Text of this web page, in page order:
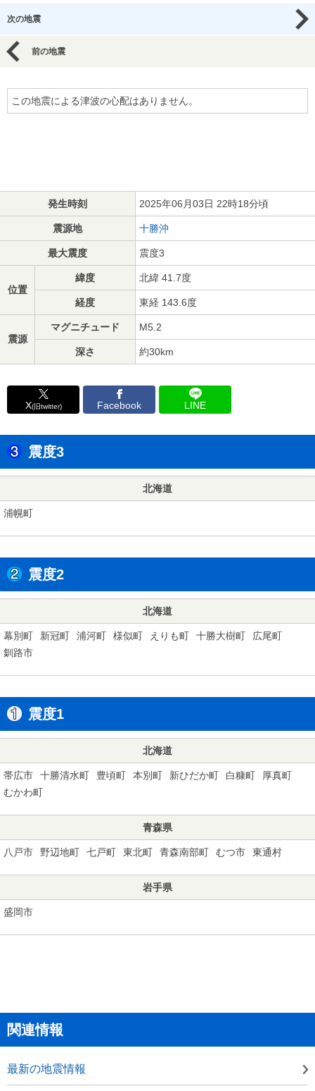
次の地震
前の地震
この地震による津波の心配はありません。
発生時刻 2025年06月03日 22時18分頃
震源地 十勝沖
最大震度 震度3
位置
緯度 北緯 41.7度
経度 東経 143.6度
震源
マグニチュード M5.2
深さ 約30km
X(旧twitter) Facebook LINE
震度3
北海道
浦幌町
震度2
北海道
幕別町 新冠町 浦河町 様似町 えりも町 十勝大樹町
広尾町
釧路市
震度1
北海道
帯広市 十勝清水町 豊頃町 本別町 新ひだか町 白糠町
厚真町
むかわ町
青森県
八戸市 野辺地町 七戸町 東北町 青森南部町 むつ市 東通村
岩手県
盛岡市
関連情報
最新の地震情報